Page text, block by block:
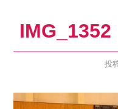
IMG_1352
投